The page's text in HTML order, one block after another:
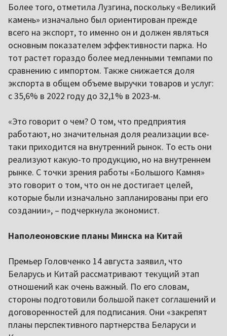
Более того, отметила Лузгина, поскольку «Великий
камень» изначально был ориентирован прежде
всего на экспорт, то именно он и должен являться
основным показателем эффективности парка. Но
тот растет гораздо более медленными темпами по
сравнению с импортом. Также снижается доля
экспорта в общем объеме выручки товаров и услуг:
с 35,6% в 2022 году до 32,1% в 2023-м.
«Это говорит о чем? О том, что предприятия
работают, но значительная доля реализации все-
таки приходится на внутренний рынок. То есть они
реализуют какую-то продукцию, но на внутреннем
рынке. С точки зрения работы «Большого Камня»
это говорит о том, что он не достигает целей,
которые были изначально запланированы при его
создании», – подчеркнула экономист.
Наполеоновские планы Минска на Китай
Премьер Головченко 14 августа заявил, что
Беларусь и Китай рассматривают текущий этап
отношений как очень важный. По его словам,
стороны подготовили большой пакет соглашений и
договоренностей для подписания. Они «закрепят
планы перспективного партнерства Беларуси и